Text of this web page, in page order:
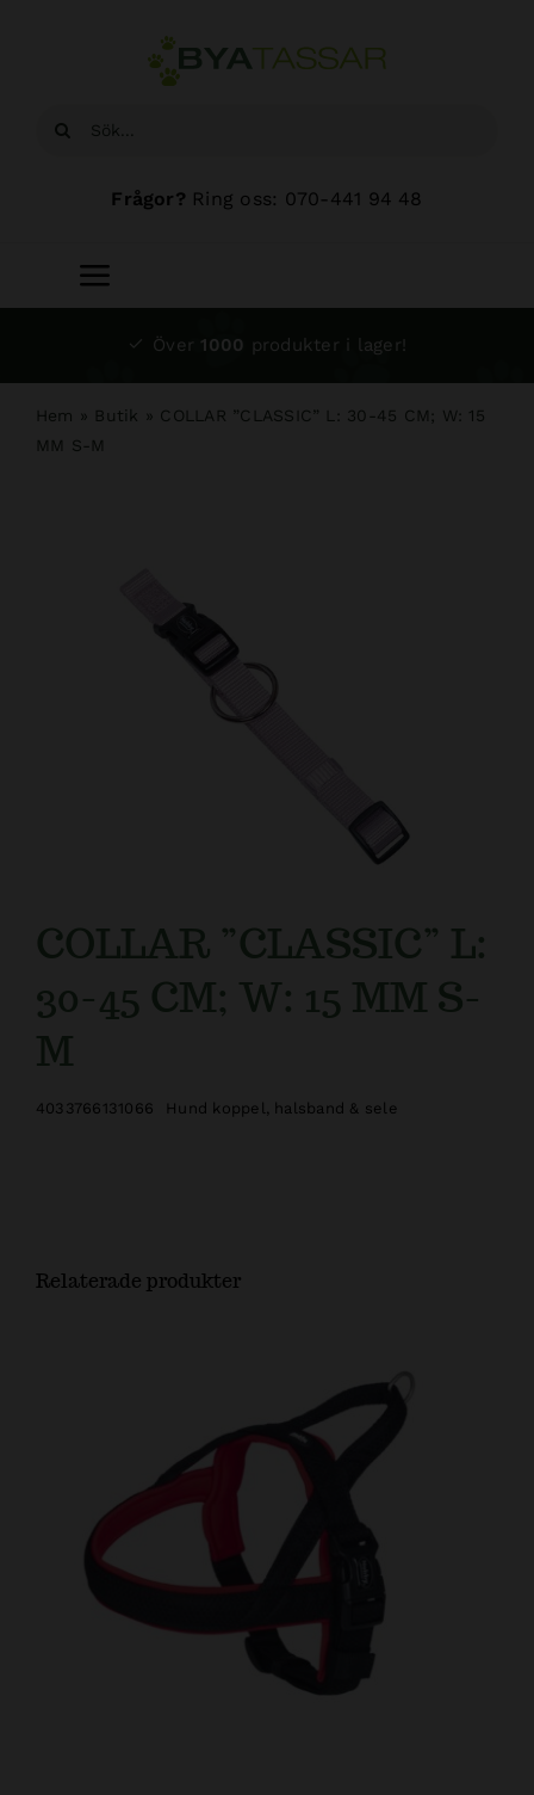
Sök
Frågor? Ring oss: 070-441 94 48
Toggle
Navigation
Hundsalong
Över 1000 produkter i lager!
Hem » Butik » COLLAR ”CLASSIC” L: 30-45 CM; W: 15
MM S-M
COLLAR ”CLASSIC” L:
30-45 CM; W: 15 MM S-
M
4033766131066 Hund koppel, halsband & sele
Relaterade produkter